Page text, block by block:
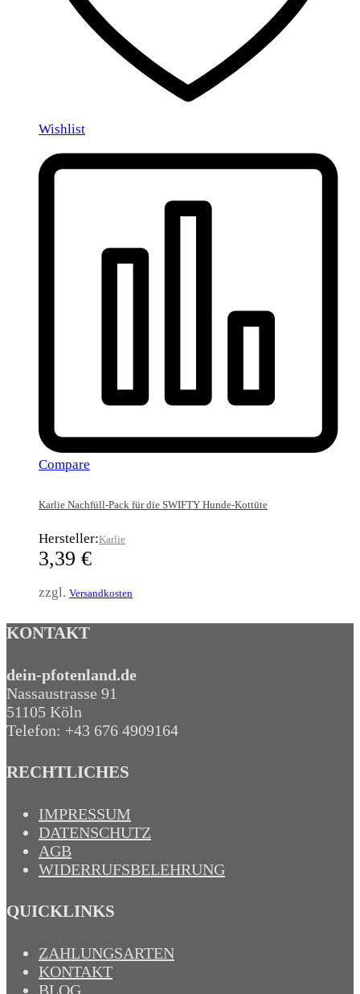
Wishlist
Compare
Karlie Nachfüll-Pack für die SWIFTY Hunde-Kottüte
Hersteller:Karlie
3,39 €
zzgl. Versandkosten
KONTAKT
dein-pfotenland.de
Nassaustrasse 91
51105 Köln
Telefon: +43 676 4909164‬
RECHTLICHES
IMPRESSUM
DATENSCHUTZ
AGB
WIDERRUFSBELEHRUNG
QUICKLINKS
ZAHLUNGSARTEN
KONTAKT
BLOG